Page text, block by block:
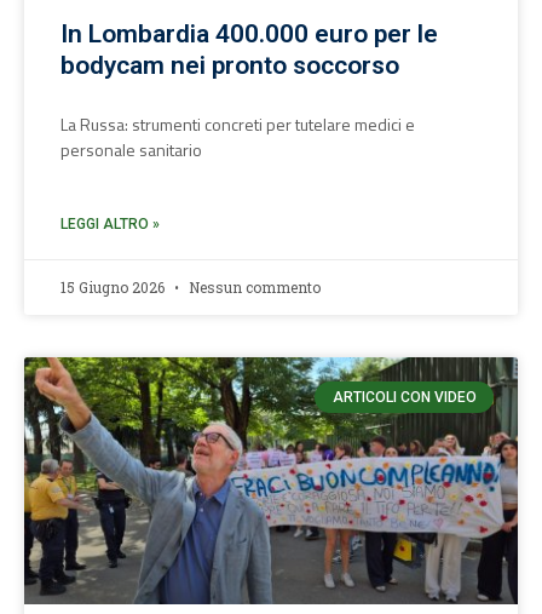
In Lombardia 400.000 euro per le
bodycam nei pronto soccorso
La Russa: strumenti concreti per tutelare medici e
personale sanitario
LEGGI ALTRO »
15 Giugno 2026 Nessun commento
ARTICOLI CON VIDEO